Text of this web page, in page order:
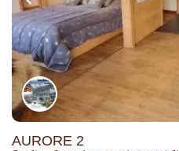
AURORE 2